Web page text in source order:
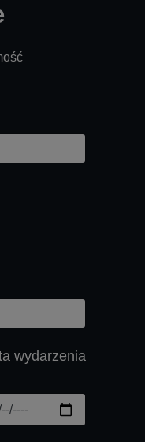
wydarzenia